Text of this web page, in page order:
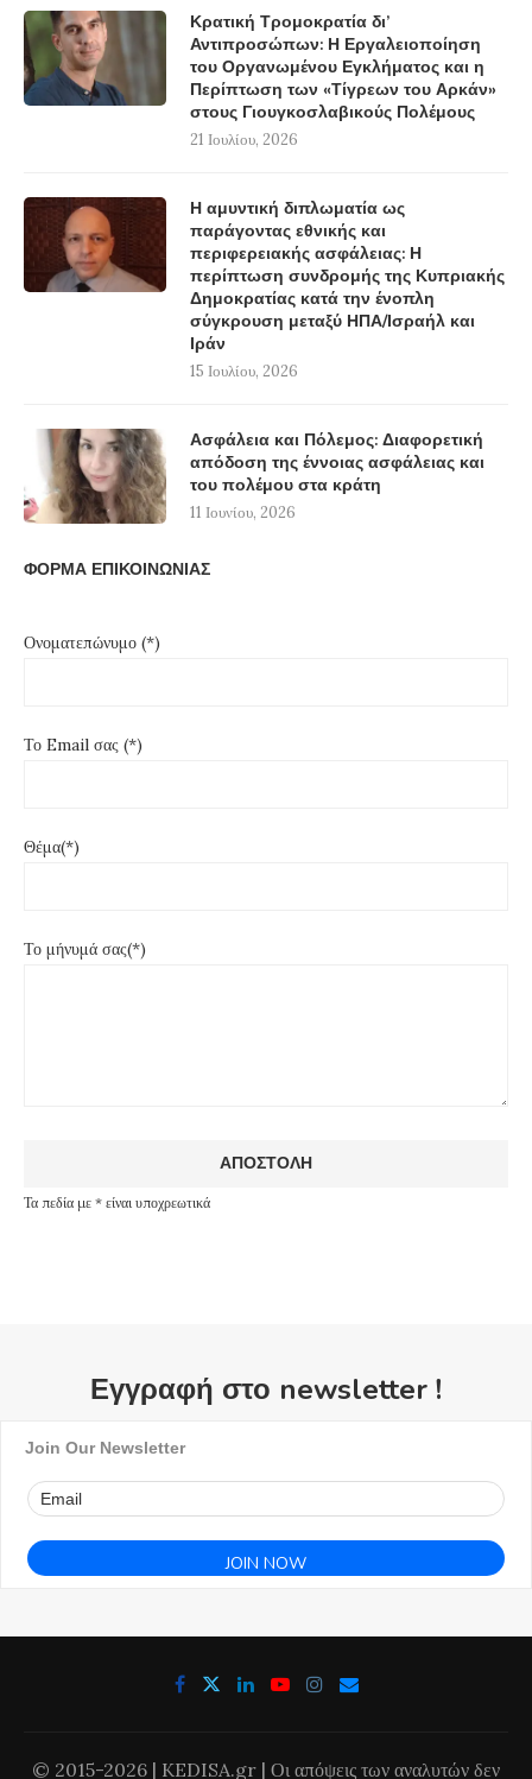
Κρατική Τρομοκρατία δι’
Αντιπροσώπων: Η Εργαλειοποίηση
του Οργανωμένου Εγκλήματος και η
Περίπτωση των «Τίγρεων του Αρκάν»
στους Γιουγκοσλαβικούς Πολέμους
21 Ιουλίου, 2026
Η αμυντική διπλωματία ως
παράγοντας εθνικής και
περιφερειακής ασφάλειας: Η
περίπτωση συνδρομής της Κυπριακής
Δημοκρατίας κατά την ένοπλη
σύγκρουση μεταξύ ΗΠΑ/Ισραήλ και
Ιράν
15 Ιουλίου, 2026
Ασφάλεια και Πόλεμος: Διαφορετική
απόδοση της έννοιας ασφάλειας και
του πολέμου στα κράτη
11 Ιουνίου, 2026
ΦΟΡΜΑ ΕΠΙΚΟΙΝΩΝΙΑΣ
Ονοματεπώνυμο (*)
Το Email σας (*)
Θέμα(*)
Το μήνυμά σας(*)
Τα πεδία με * είναι υποχρεωτικά
Εγγραφή στο newsletter !
Join Our Newsletter
© 2015-2026 | KEDISA.gr | Οι απόψεις των αναλυτών δεν